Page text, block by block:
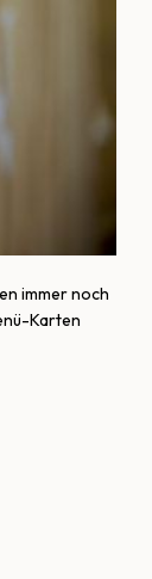
immer noch
Karten